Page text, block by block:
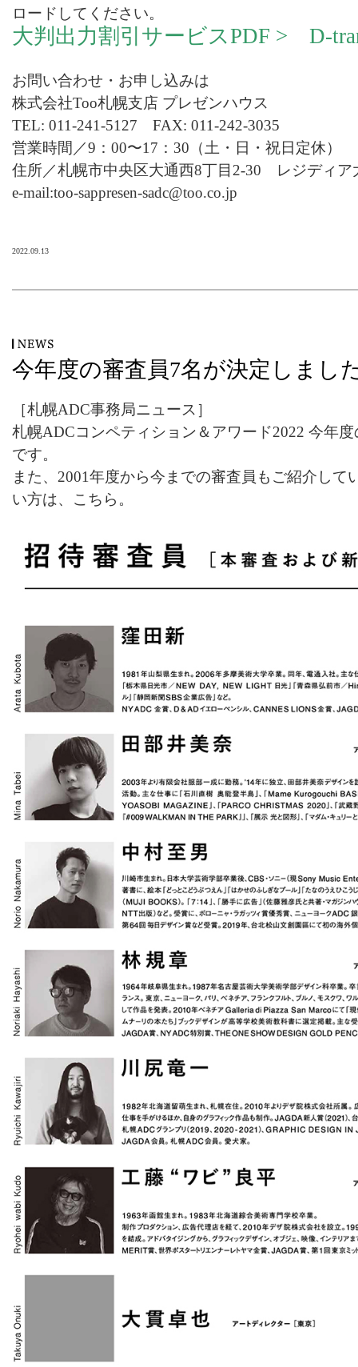
ロードしてください。
大判出力割引サービスPDF > D-
お問い合わせ・お申し込みは
株式会社Too札幌支店 プレゼンハウス
TEL: 011-241-5127 FAX: 011-242-3035
営業時間／9：00〜17：30（土・日・祝日定休）
住所／札幌市中央区大通西8丁目2-30 レジディア
e-mail:too-sappresen-sadc@too.co.jp
2022.09.13
今年度の審査員7名が決定しまし
［札幌ADC事務局ニュース］
札幌ADCコンペティション＆アワード2022 今年
です。
また、2001年度から今までの審査員もご紹介して
い方は、 こちら 。